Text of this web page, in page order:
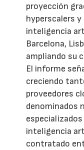
proyección
hyperscalers
inteligencia
Barcelona,
ampliando su
El informe
creciendo
proveedores
denominados
inteligencia
contratado